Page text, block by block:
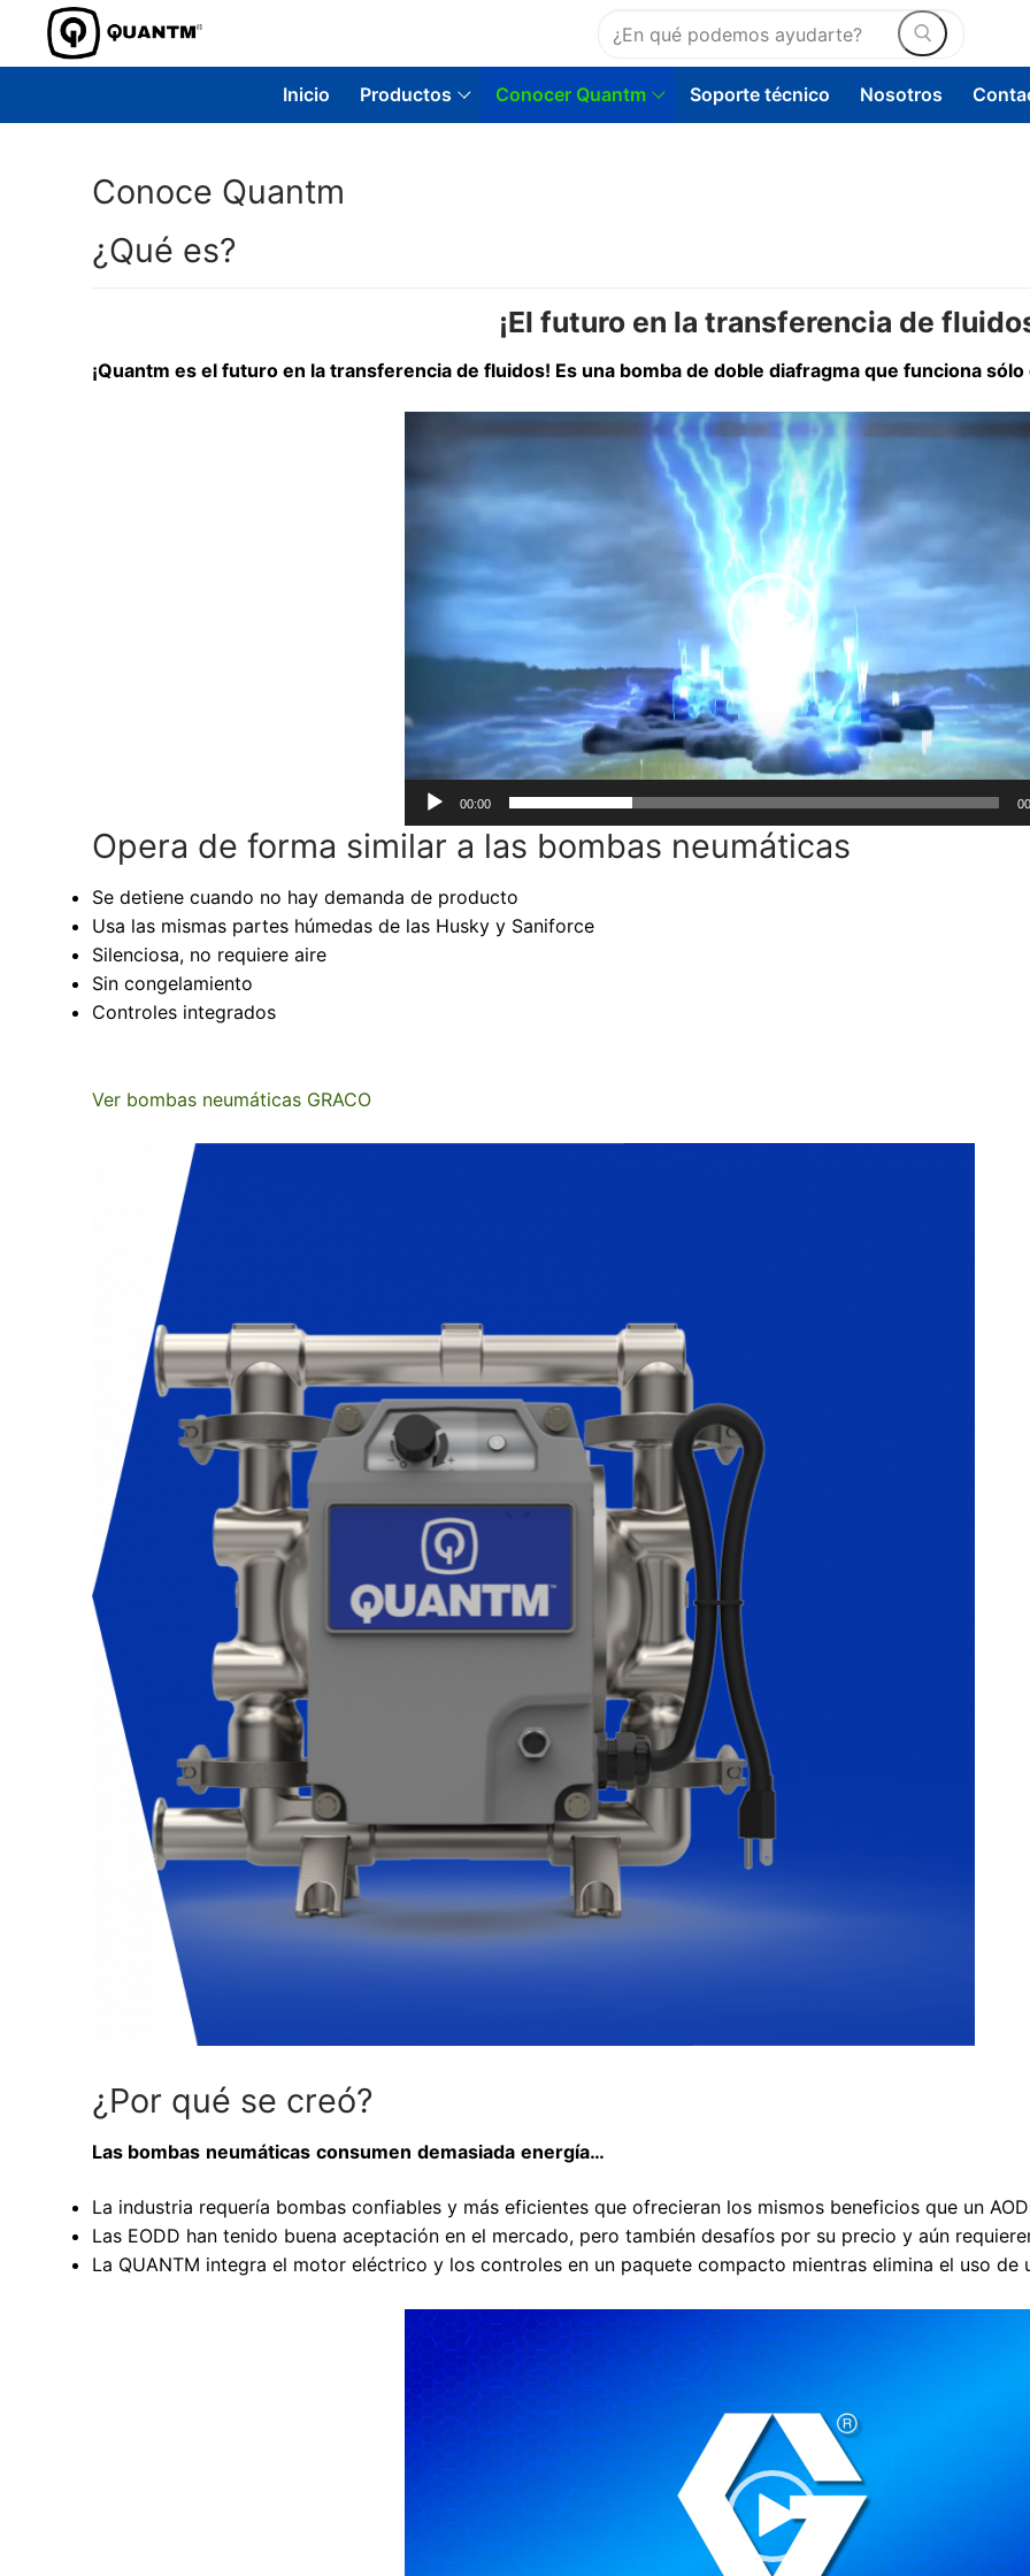
contenido
Buscar:
Inicio Productos Conocer Quantm Soporte técnico Nosotros
Otras
¿Cómo ahorro
Tabla de
Conoce Quantm
¿Qué es?
¡El futuroen la transferencia de
¡Quantm es el futuro en la transferencia de fluidos! Es una bomba de doble diafragma que funciona
Reproductor
vídeo
00:00
Opera de forma similar a las bombas neumáticas
Se detiene cuando no hay demanda de producto
Usa las mismas partes húmedas de las Husky y Saniforce
Silenciosa, no requiere aire
Sin congelamiento
Controles integrados
Ver bombas neumáticas GRACO
¿Por qué se creó?
Las bombas neumáticas consumen demasiada energía…
La industria requería bombas confiables y más eficientes que ofrecieran los mismos beneficios que un
Las EODD han tenido buena aceptación en el mercado, pero también desafíos por su precio y aún
La QUANTM integra el motor eléctrico y los controles en un paquete compacto mientras elimina el uso de
Reproductor
de
vídeo